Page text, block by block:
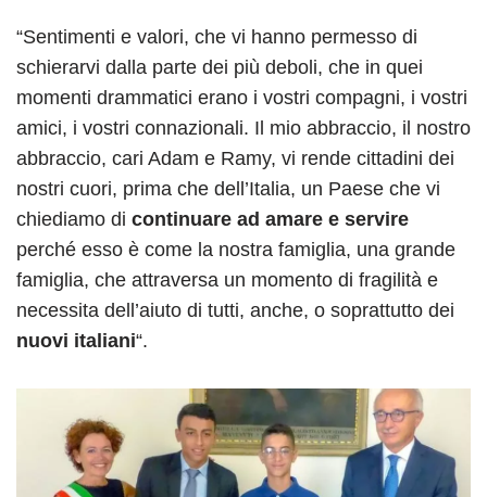
“Sentimenti e valori, che vi hanno permesso di
schierarvi dalla parte dei più deboli, che in quei
momenti drammatici erano i vostri compagni, i vostri
amici, i vostri connazionali. Il mio abbraccio, il nostro
abbraccio, cari Adam e Ramy, vi rende cittadini dei
nostri cuori, prima che dell’Italia, un Paese che vi
chiediamo di continuare ad amare e servire
perché esso è come la nostra famiglia, una grande
famiglia, che attraversa un momento di fragilità e
necessita dell’aiuto di tutti, anche, o soprattutto dei
nuovi italiani“.